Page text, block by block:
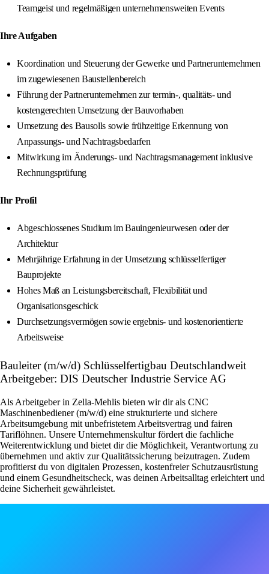
Teamgeist und regelmäßigen unternehmensweiten Events
Ihre Aufgaben
Koordination und Steuerung der Gewerke und Partnerunternehmen
im zugewiesenen Baustellenbereich
Führung der Partnerunternehmen zur termin‑, qualitäts‑ und
kostengerechten Umsetzung der Bauvorhaben
Umsetzung des Bausolls sowie frühzeitige Erkennung von
Anpassungs‑ und Nachtragsbedarfen
Mitwirkung im Änderungs‑ und Nachtragsmanagement inklusive
Rechnungsprüfung
Ihr Profil
Abgeschlossenes Studium im Bauingenieurwesen oder der
Architektur
Mehrjährige Erfahrung in der Umsetzung schlüsselfertiger
Bauprojekte
Hohes Maß an Leistungsbereitschaft, Flexibilität und
Organisationsgeschick
Durchsetzungsvermögen sowie ergebnis‑ und kostenorientierte
Arbeitsweise
Bauleiter (m/w/d) Schlüsselfertigbau Deutschlandweit
Arbeitgeber: DIS Deutscher Industrie Service AG
Als Arbeitgeber in Zella-Mehlis bieten wir dir als CNC
Maschinenbediener (m/w/d) eine strukturierte und sichere
Arbeitsumgebung mit unbefristetem Arbeitsvertrag und fairen
Tariflöhnen. Unsere Unternehmenskultur fördert die fachliche
Weiterentwicklung und bietet dir die Möglichkeit, Verantwortung zu
übernehmen und aktiv zur Qualitätssicherung beizutragen. Zudem
profitierst du von digitalen Prozessen, kostenfreier Schutzausrüstung
und einem Gesundheitscheck, was deinen Arbeitsalltag erleichtert und
deine Sicherheit gewährleistet.